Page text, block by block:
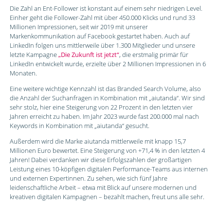
Die Zahl an Ent-Follower ist konstant auf einem sehr niedrigen Level.
Einher geht die Follower-Zahl mit über 450.000 Klicks und rund 33
Millionen Impressionen, seit wir 2019 mit unserer
Markenkommunikation auf Facebook gestartet haben. Auch auf
LinkedIn folgen uns mittlerweile über 1.300 Mitglieder und unsere
letzte Kampagne„Die Zukunft ist jetzt“, die erstmalig primär für
LinkedIn entwickelt wurde, erzielte über 2 Millionen Impressionen in 6
Monaten.
Eine weitere wichtige Kennzahl ist das Branded Search Volume, also
die Anzahl der Suchanfragen in Kombination mit „aiutanda“. Wir sind
sehr stolz, hier eine Steigerung von 22 Prozent in den letzten vier
Jahren erreicht zu haben. Im Jahr 2023 wurde fast 200.000 mal nach
Keywords in Kombination mit „aiutanda“ gesucht.
Außerdem wird die Marke aiutanda mittlerweile mit knapp 15,7
Millionen Euro bewertet. Eine Steigerung von +71,4 % in den letzten 4
Jahren! Dabei verdanken wir diese Erfolgszahlen der großartigen
Leistung eines 10-köpfigen digitalen Performance-Teams aus internen
und externen Expertinnen. Zu sehen, wie sich fünf Jahre
leidenschaftliche Arbeit – etwa mit Blick auf unsere modernen und
kreativen digitalen Kampagnen – bezahlt machen, freut uns alle sehr.